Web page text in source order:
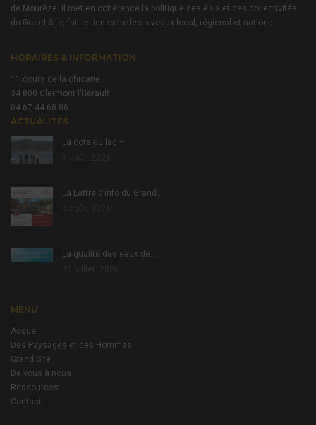
de Mourèze. Il met en cohérence la politique des élus et des collectivités
du Grand Site, fait le lien entre les niveaux local, régional et national.
HORAIRES & INFORMATION
11 cours de la chicane
34 800 Clermont l’Hérault
04 67 44 68 86
ACTUALITÉS
La cote du lac –…
La Lettre d’info du Grand…
La qualité des eaux de…
MENU
Accueil
Des Paysages et des Hommes
Grand SIte
De vous à nous
Ressources
Contact